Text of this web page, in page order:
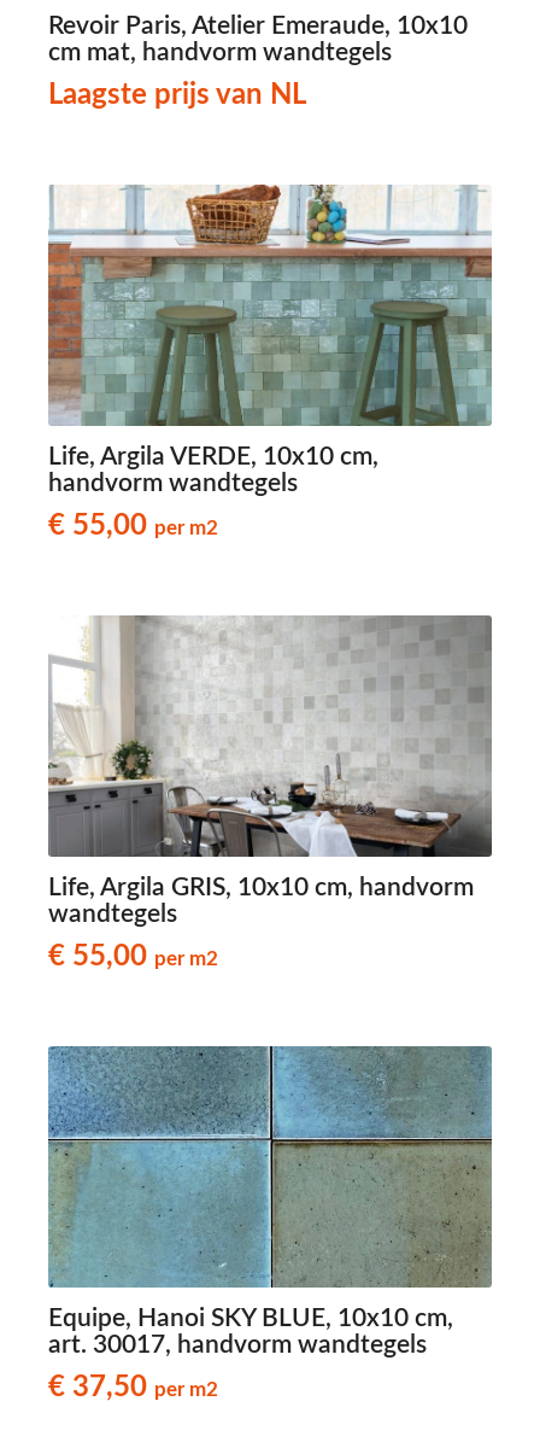
Revoir Paris, Atelier Emeraude, 10x10
cm mat, handvorm wandtegels
Laagste prijs van NL
Life, Argila VERDE, 10x10 cm,
handvorm wandtegels
€ 55,00 per m2
Life, Argila GRIS, 10x10 cm, handvorm
wandtegels
€ 55,00 per m2
Equipe, Hanoi SKY BLUE, 10x10 cm,
art. 30017, handvorm wandtegels
€ 37,50 per m2